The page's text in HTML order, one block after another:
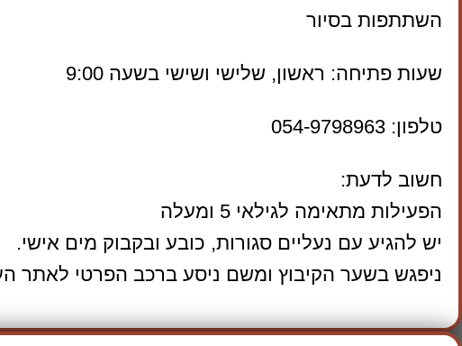
השתתפות בסיור
שעות פתיחה: ראשון, שלישי ושישי בשעה 9:00
טלפון: 054-9798963
חשוב לדעת:
הפעילות מתאימה לגילאי 5 ומעלה
יש להגיע עם נעליים סגורות, כובע ובקבוק מים אישי.
ניפגש בשער הקיבוץ ומשם ניסע ברכב הפרטי לאתר